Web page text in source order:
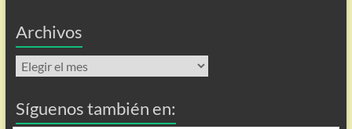
Archivos
Archivos
Síguenos también en: